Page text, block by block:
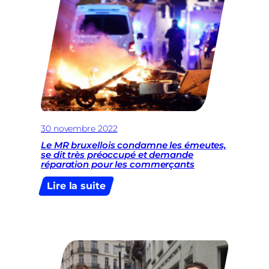
lent,
trop
tard.
30 novembre 2022
Le MR bruxellois condamne les émeutes,
se dit très préoccupé et demande
réparation pour les commerçants
Lire la suite:
Le
condamne
les
émeutes,